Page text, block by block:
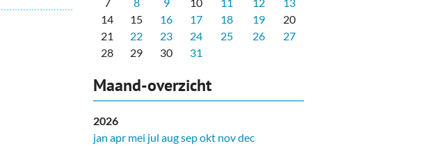
14
15 16 17 18 19
20
21
22 23 24 25 26
27
28
29 30 31
Maand-overzicht
2026
jan apr mei jul augsepokt novdec